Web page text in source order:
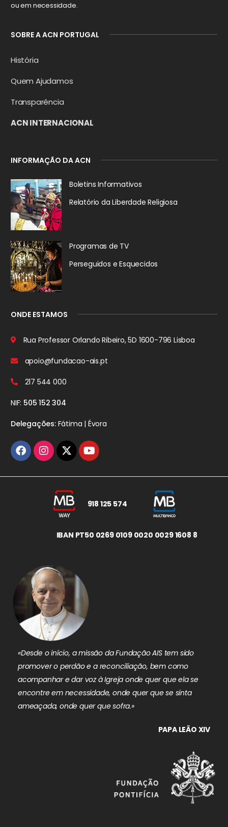
ou em necessidade.
SOBRE A ACN PORTUGAL
História
Quem Ajudamos
Transparência
ACN INTERNACIONAL
INFORMAÇÃO DA ACN
Boletins Informativos
Relatório da Liberdade Religiosa
Programas de TV
Perseguidos e Esquecidos
ONDE ESTAMOS
Rua Professor Orlando Ribeiro, 5D 1600-796 Lisboa
apoio@fundacao-ais.pt
217 544 000
NIF: 505 152 304
Delegações:Fátima | Évora
918 125 574
IBAN PT50 0269 0109 0020 0029 1608 8
«Desde o início, a missão da Fundação AIS tem sido
promover o perdão e a reconciliação, bem como
acompanhar e dar voz à Igreja onde quer que ela se
encontre em necessidade, onde quer que se sinta
ameaçada, onde quer que sofra.»
PAPA LEÃO XIV